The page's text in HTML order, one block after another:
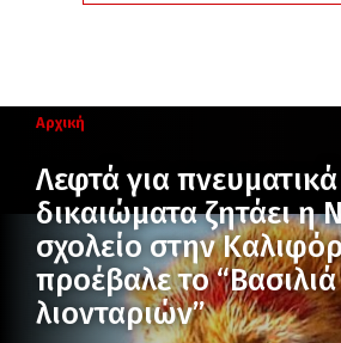
Αρχική
Λεφτά για πνευματικά
δικαιώματα ζητάει η
σχολείο στην
προέβαλε το
λιονταριών”